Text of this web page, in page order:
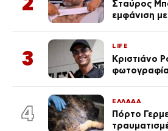
Σταύρος
εμφάνιση
3
LIFE
Κριστιάνο
εκ. likes
4
ΕΛΛΑΔΑ
Πόρτο